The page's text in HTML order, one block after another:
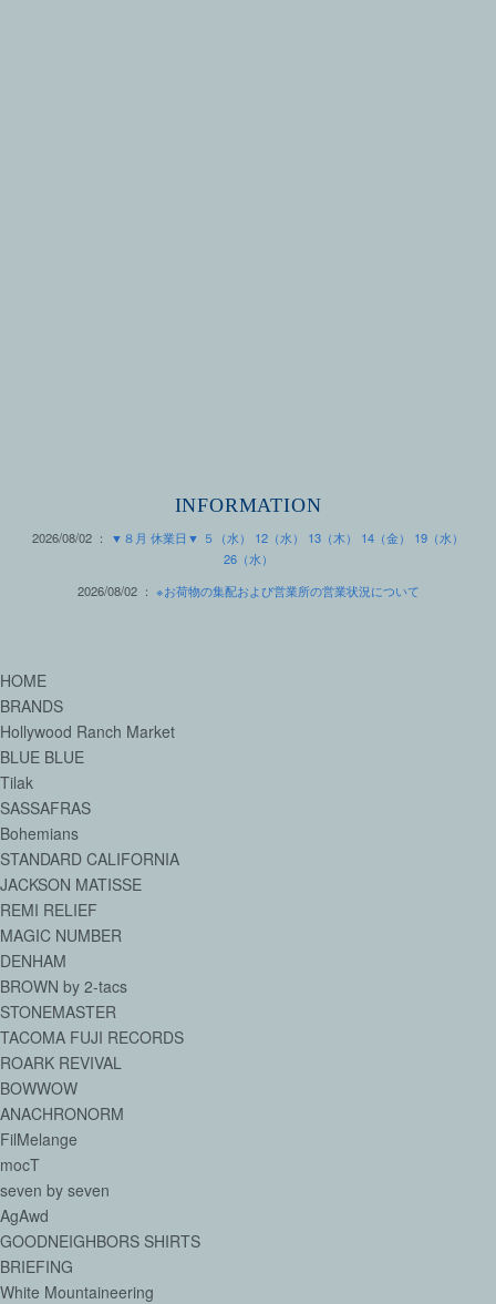
INFORMATION
2026/08/02 ：
▼８月 休業日▼ ５（水） 12（水） 13（木） 14（金） 19（水）
26（水）
2026/08/02 ： ※お荷物の集配および営業所の営業状況について
HOME
BRANDS
Hollywood Ranch Market
BLUE BLUE
Tilak
SASSAFRAS
Bohemians
STANDARD CALIFORNIA
JACKSON MATISSE
REMI RELIEF
MAGIC NUMBER
DENHAM
BROWN by 2-tacs
STONEMASTER
TACOMA FUJI RECORDS
ROARK REVIVAL
BOWWOW
ANACHRONORM
FilMelange
mocT
seven by seven
AgAwd
GOODNEIGHBORS SHIRTS
BRIEFING
White Mountaineering